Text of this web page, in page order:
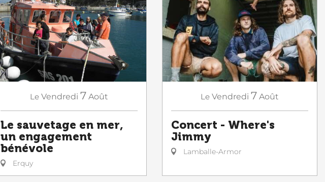
Le Vendredi 7 Août
Le sauvetage en mer,
un engagement
bénévole
Erquy
Le Vendredi 7 Août
Concert - Where's
Jimmy
Lamballe-Armor